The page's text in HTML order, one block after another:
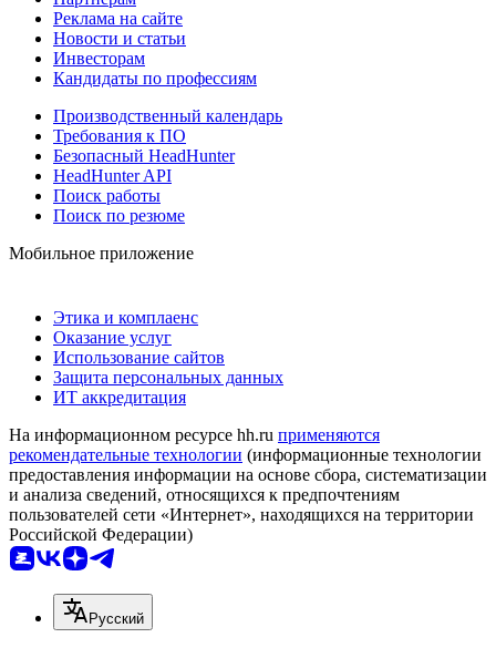
Реклама на сайте
Новости и статьи
Инвесторам
Кандидаты по профессиям
Производственный календарь
Требования к ПО
Безопасный HeadHunter
HeadHunter API
Поиск работы
Поиск по резюме
Мобильное приложение
Этика и комплаенс
Оказание услуг
Использование сайтов
Защита персональных данных
ИТ аккредитация
На информационном ресурсе hh.ru применяются
рекомендательные технологии (информационные технологии
предоставления информации на основе сбора, систематизации
и анализа сведений, относящихся к предпочтениям
пользователей сети «Интернет», находящихся на территории
Российской Федерации)
Русский